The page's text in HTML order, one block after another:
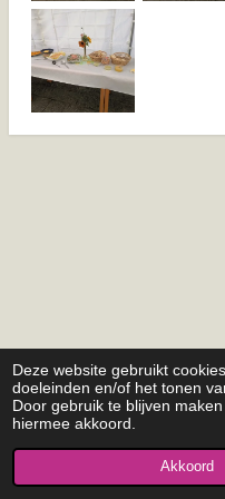
Deze website gebruikt
doeleinden en/of het tonen
Door gebruik te blijven
hiermee akkoord.
Akkoord
© 2015 - 2026 pgoostkapelle.nl